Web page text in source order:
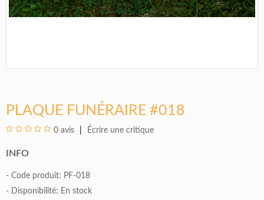
PLAQUE FUNÉRAIRE #018
0 avis Écrire une critique
INFO
- Code produit: PF-018
- Disponibilité: En stock